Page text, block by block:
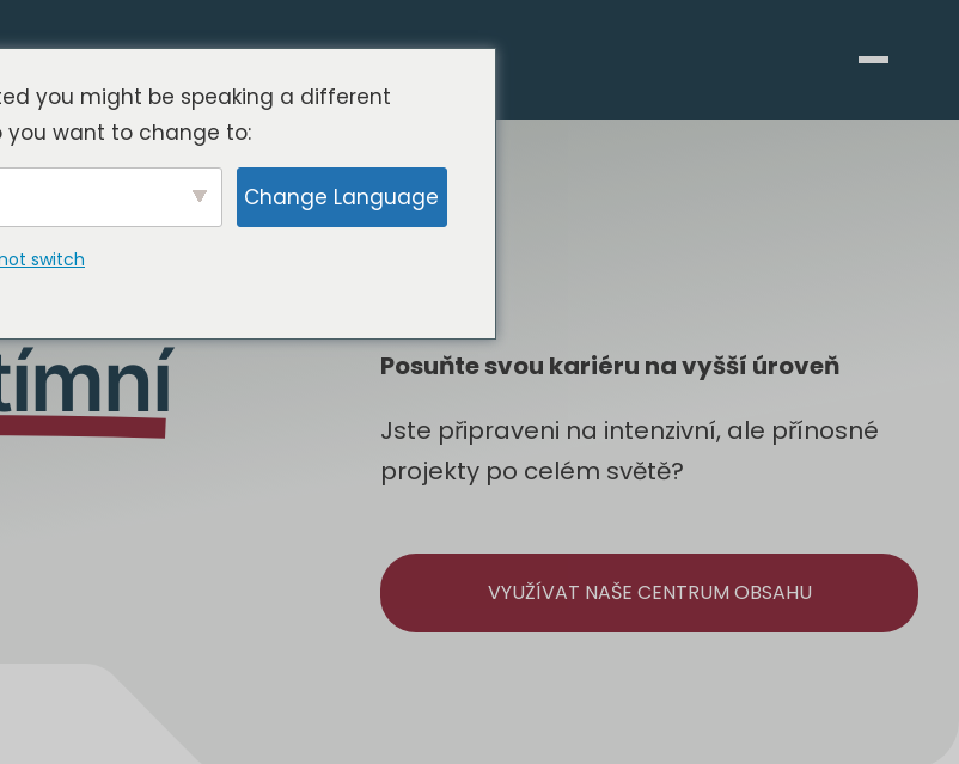
Posuňte svou kariéru na vyšší úroveň
Jste připraveni na intenzivní, ale přínosné
projekty po celém světě?
VYUŽÍVAT NAŠE CENTRUM OBSAHU
you might be speaking a different
you want to change to:
Change Language
switch